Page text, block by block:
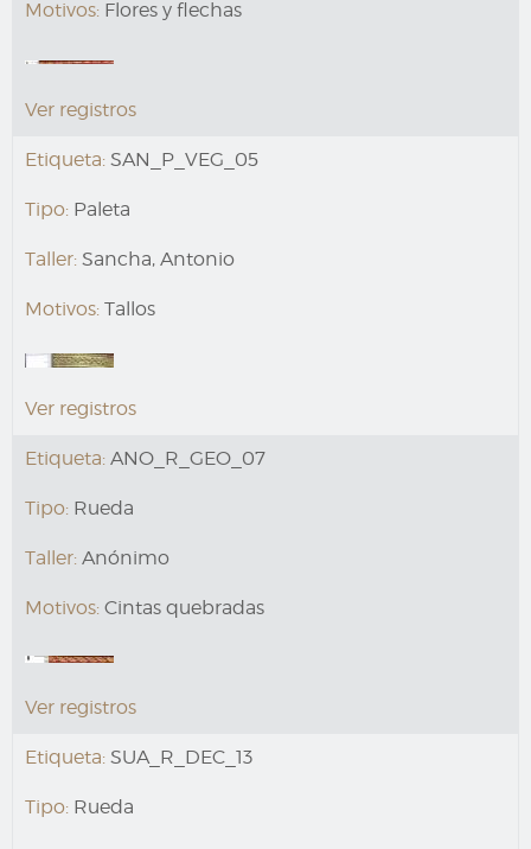
Motivos: Flores y flechas
Ver registros
Etiqueta: SAN_P_VEG_05
Tipo: Paleta
Taller: Sancha, Antonio
Motivos: Tallos
Ver registros
Etiqueta: ANO_R_GEO_07
Tipo: Rueda
Taller: Anónimo
Motivos: Cintas quebradas
Ver registros
Etiqueta: SUA_R_DEC_13
Tipo: Rueda